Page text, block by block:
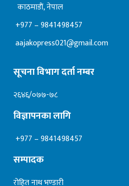
काठमाडाैं, नेपाल
+977 – 9841498457
aajakopress021@gmail.com
सूचना विभाग दर्ता नम्बर
२६४६/०७७-७८
विज्ञापनका लागि
+977 – 9841498457
सम्पादक
रोहित नाथ भण्डारी